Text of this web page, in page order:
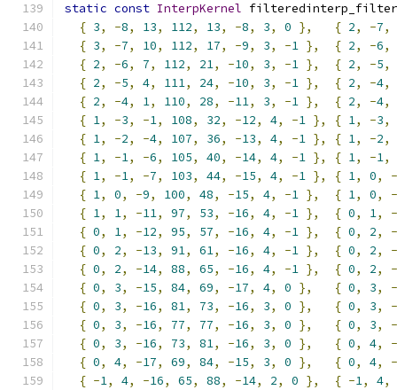
static const InterpKernel
{ 3, -8, 13, 112, 13, -8, 3, 0 }, { 2, -7,
{ 3, -7, 10, 112, 17, -9, 3, -1 }, { 2, -6,
{ 2, -6, 7, 112, 21, -10, 3, -1 }, { 2, -5,
{ 2, -5, 4, 111, 24, -10, 3, -1 }, { 2, -4,
{ 2, -4, 1, 110, 28, -11, 3, -1 }, { 2, -4,
{ 1, -3, -1, 108, 32, -12, 4, -1 }, { 1, -3,
{ 1, -2, -4, 107, 36, -13, 4, -1 }, { 1, -2,
{ 1, -1, -6, 105, 40, -14, 4, -1 }, { 1, -1,
{ 1, -1, -7, 103, 44, -15, 4, -1 }, { 1, 0,
-
{ 1, 0, -9, 100, 48, -15, 4, -1 }, { 1, 0,
-
{ 1, 1, -11, 97, 53, -16, 4, -1 }, { 0, 1,
-
{ 0, 1, -12, 95, 57, -16, 4, -1 }, { 0, 2,
-
{ 0, 2, -13, 91, 61, -16, 4, -1 }, { 0, 2,
-
{ 0, 2, -14, 88, 65, -16, 4, -1 }, { 0, 2,
-
{ 0, 3, -15, 84, 69, -17, 4, 0 }, { 0, 3,
-
{ 0, 3, -16, 81, 73, -16, 3, 0 }, { 0, 3,
-
{ 0, 3, -16, 77, 77, -16, 3, 0 }, { 0, 3,
-
{ 0, 3, -16, 73, 81, -16, 3, 0 }, { 0, 4,
-
{ 0, 4, -17, 69, 84, -15, 3, 0 }, { 0, 4,
-
{ -1, 4, -16, 65, 88, -14, 2, 0 }, { -1, 4,